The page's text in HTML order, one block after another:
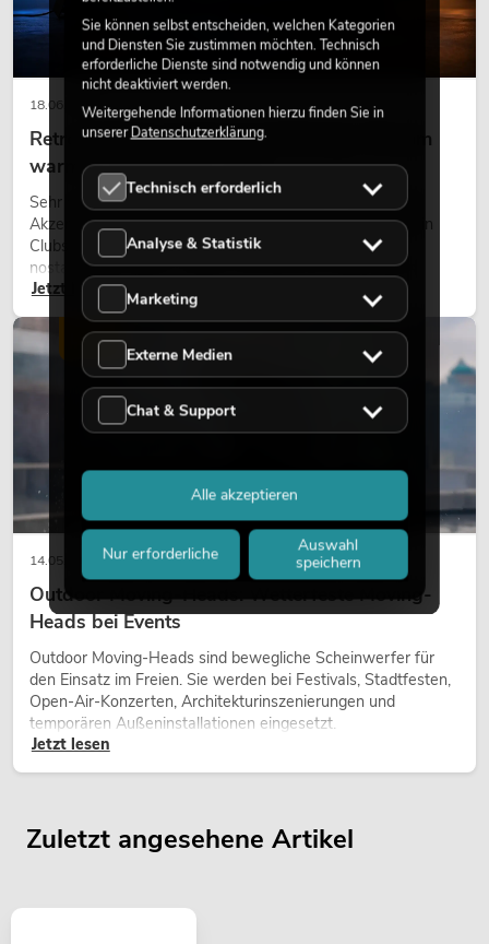
18.06.2026
Retro-Licht im modernen Lichtdesign: Warum
warmes Licht wieder wirkt
Sehr warmes Licht, sichtbare Leuchtflächen und farbige
Akzente prägen viele aktuelle Lichtdesigns auf Bühnen, in
Clubs und bei Events. Retro-Licht ist dabei kein rein
nostalgischer Effekt, sondern ein bewusst eingesetztes
Gestaltungsmittel: Es schafft Atmosphäre, gibt Szenen
Charakter und kann technische LED-Setups emotionaler
wirken lassen.
Jetzt lesen
14.05.2026
Outdoor Moving-Heads: Wetterfeste Moving-
Heads bei Events
Outdoor Moving-Heads sind bewegliche Scheinwerfer für
den Einsatz im Freien. Sie werden bei Festivals, Stadtfesten,
Open-Air-Konzerten, Architekturinszenierungen und
temporären Außeninstallationen eingesetzt.
Jetzt lesen
LICHT
Zuletzt angesehene Artikel
Sie können selbst entscheiden, welchen Kategorien
und Diensten Sie zustimmen möchten. Technisch
erforderliche Dienste sind notwendig und können
nicht deaktiviert werden.
Weitergehende Informationen hierzu finden Sie in
unsererDatenschutzerklärung.
Technisch erforderlich
Analyse & Statistik
Marketing
Externe Medien
Chat & Support
Nur erforderliche
Auswahl
speichern
Alle akzeptieren